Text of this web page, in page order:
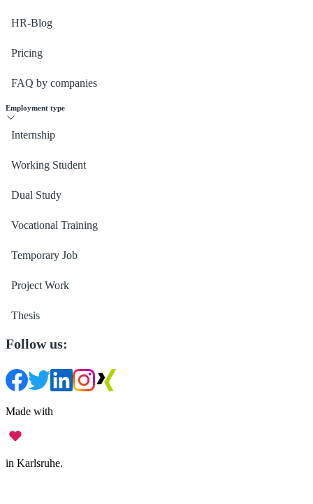
HR-Blog
Pricing
FAQ by companies
Employment type
Internship
Working Student
Dual Study
Vocational Training
Temporary Job
Project Work
Thesis
Follow us:
Made with
in Karlsruhe.